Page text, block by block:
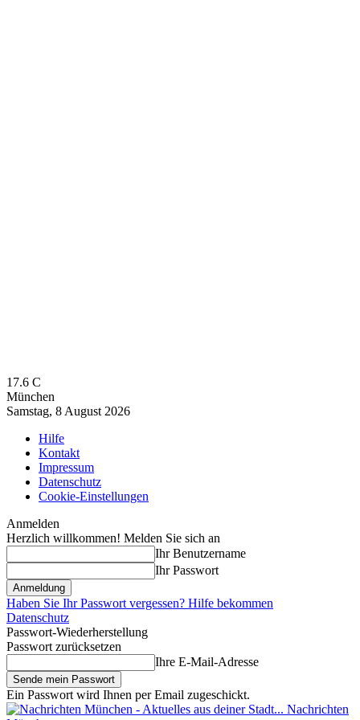
17.6 C
München
Samstag, 8 August 2026
Hilfe
Kontakt
Impressum
Datenschutz
Cookie-Einstellungen
Anmelden
Herzlich willkommen! Melden Sie sich an
Ihr Benutzername
Ihr Passwort
Haben Sie Ihr Passwort vergessen? Hilfe bekommen
Datenschutz
Passwort-Wiederherstellung
Passwort zurücksetzen
Ihre E-Mail-Adresse
Ein Passwort wird Ihnen per Email zugeschickt.
Nachrichten